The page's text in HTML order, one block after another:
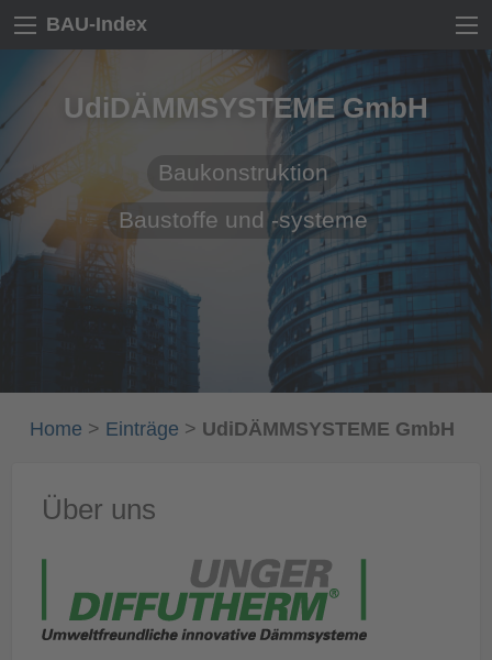
BAU-Index
UdiDÄMMSYSTEME GmbH
Baukonstruktion
Baustoffe und -systeme
Home > Einträge > UdiDÄMMSYSTEME GmbH
Über uns